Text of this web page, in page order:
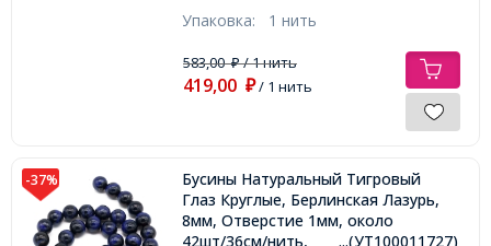
Упаковка: 1 нить
583,00₽/ 1 нить
419,00 ₽/ 1 нить
-37%
Бусины Натуральный Тигровый
Глаз Круглые, Берлинская Лазурь,
8мм, Отверстие 1мм, около
42шт/36см/нить,
...(УТ100011727)